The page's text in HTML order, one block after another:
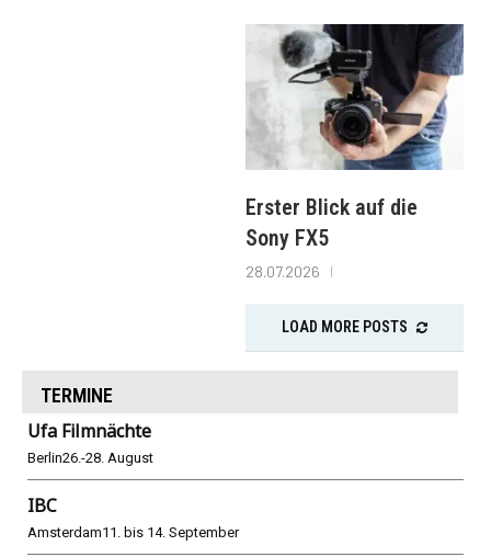
Erster Blick auf die
Sony FX5
28.07.2026
LOAD MORE POSTS
TERMINE
Ufa Filmnächte
Berlin26.-28. August
IBC
Amsterdam11. bis 14. September